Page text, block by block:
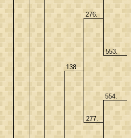
138.
276.
553.
277.
554.